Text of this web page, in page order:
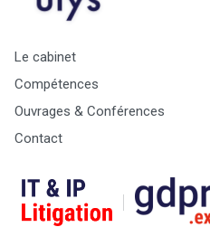
Le cabinet
Compétences
Ouvrages & Conférences
Contact